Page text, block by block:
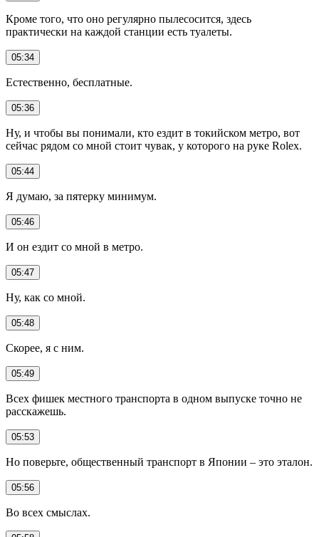
Кроме того, что оно регулярно пылесосится, здесь
практически на каждой станции есть туалеты.
05:34
Естественно, бесплатные.
05:36
Ну, и чтобы вы понимали, кто ездит в токийском метро, вот
сейчас рядом со мной стоит чувак, у которого на руке Rolex.
05:44
Я думаю, за пятерку минимум.
05:46
И он ездит со мной в метро.
05:47
Ну, как со мной.
05:48
Скорее, я с ним.
05:49
Всех фишек местного транспорта в одном выпуске точно не
расскажешь.
05:53
Но поверьте, общественный транспорт в Японии – это эталон.
05:56
Во всех смыслах.